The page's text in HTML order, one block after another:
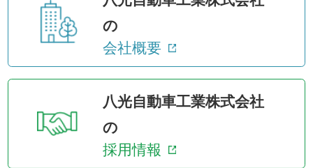
の
会社概要
八光自動車工業株式会社
の
採用情報